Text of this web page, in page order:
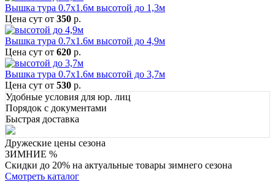
Вышка тура 0.7х1.6м высотой до 1,3м
Цена сут от 350 р.
Вышка тура 0.7х1.6м высотой до 4,9м
Цена сут от 620 р.
Вышка тура 0.7х1.6м высотой до 3,7м
Цена сут от 530 р.
Удобные условия для юр. лиц
Порядок с документами
Быстрая доставка
Дружеские цены сезона
ЗИМНИЕ %
Скидки до 20% на актуальные товары зимнего сезона
Смотреть каталог